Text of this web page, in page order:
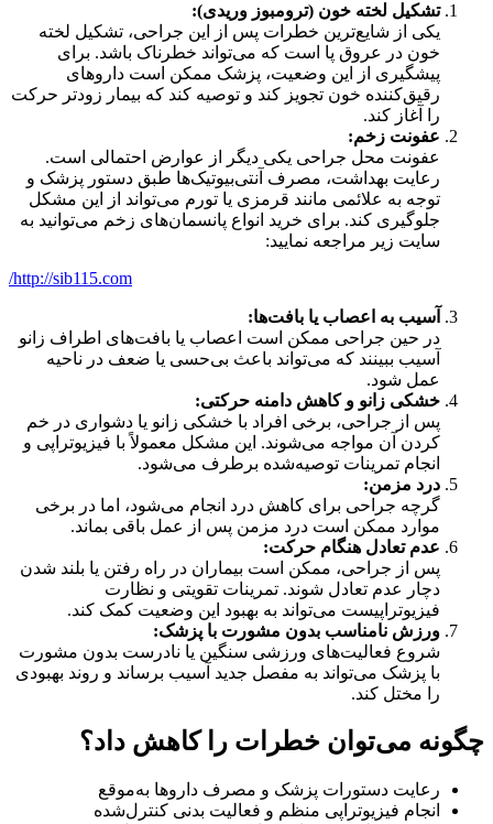
تشکیل لخته خون (ترومبوز وریدی):
یکی از شایع‌ترین خطرات پس از این جراحی، تشکیل لخته
خون در عروق پا است که می‌تواند خطرناک باشد. برای
پیشگیری از این وضعیت، پزشک ممکن است داروهای
رقیق‌کننده خون تجویز کند و توصیه کند که بیمار زودتر حرکت
را آغاز کند.
عفونت زخم:
عفونت محل جراحی یکی دیگر از عوارض احتمالی است.
رعایت بهداشت، مصرف آنتی‌بیوتیک‌ها طبق دستور پزشک و
توجه به علائمی مانند قرمزی یا تورم می‌تواند از این مشکل
جلوگیری کند. برای خرید انواع پانسمان‌های زخم می‌توانید به
سایت زیر مراجعه نمایید:
http://sib115.com/
آسیب به اعصاب یا بافت‌ها:
در حین جراحی ممکن است اعصاب یا بافت‌های اطراف زانو
آسیب ببینند که می‌تواند باعث بی‌حسی یا ضعف در ناحیه
عمل شود.
خشکی زانو و کاهش دامنه حرکتی:
پس از جراحی، برخی افراد با خشکی زانو یا دشواری در خم
کردن آن مواجه می‌شوند. این مشکل معمولاً با فیزیوتراپی و
انجام تمرینات توصیه‌شده برطرف می‌شود.
درد مزمن:
گرچه جراحی برای کاهش درد انجام می‌شود، اما در برخی
موارد ممکن است درد مزمن پس از عمل باقی بماند.
عدم تعادل هنگام حرکت:
پس از جراحی، ممکن است بیماران در راه رفتن یا بلند شدن
دچار عدم تعادل شوند. تمرینات تقویتی و نظارت
فیزیوتراپیست می‌تواند به بهبود این وضعیت کمک کند.
ورزش نامناسب بدون مشورت با پزشک:
شروع فعالیت‌های ورزشی سنگین یا نادرست بدون مشورت
با پزشک می‌تواند به مفصل جدید آسیب برساند و روند بهبودی
را مختل کند.
چگونه می‌توان خطرات را کاهش داد؟
رعایت دستورات پزشک و مصرف داروها به‌موقع
انجام فیزیوتراپی منظم و فعالیت بدنی کنترل‌شده